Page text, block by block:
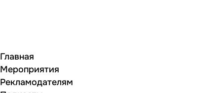
Главная
Мероприятия
Рекламодателям